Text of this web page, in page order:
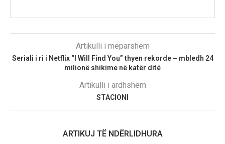
Artikulli i mëparshëm
Seriali i ri i Netflix “I Will Find You” thyen rekorde – mbledh 24
milionë shikime në katër ditë
Artikulli i ardhshëm
STACIONI
ARTIKUJ TË NDËRLIDHURA